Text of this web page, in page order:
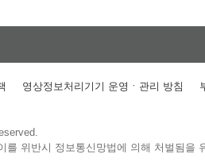
영상정보처리기기 운영ㆍ관리 방침
위반시 정보통신망법에 의해 처벌됨을